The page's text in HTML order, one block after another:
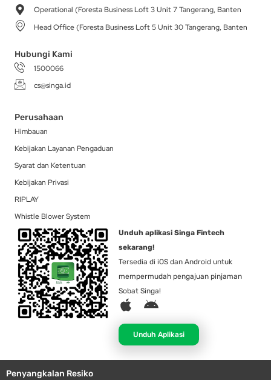
g
r
a
m
o
-
t
r
i
Operational (Foresta Business Loft 3 Unit 7 Tangerang, Banten
Head Office (Foresta Business Loft 5 Unit 30 Tangerang, Banten
Hubungi Kami
1500066
cs@singa.id
Perusahaan
Himbauan
Kebijakan Layanan Pengaduan
Syarat dan Ketentuan
Kebijakan Privasi
RIPLAY
Whistle Blower System
Unduh aplikasi Singa Fintech
sekarang!
Tersedia di iOS dan Android untuk
mempermudah pengajuan pinjaman
Sobat Singa!
A
p
l
e
A
d
r
o
Unduh Aplikasi
Penyangkalan Resiko